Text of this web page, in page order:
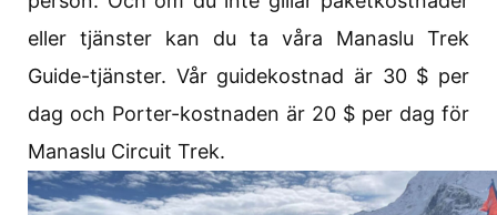
eller tjänster kan du ta våra Manaslu Trek
Guide-tjänster. Vår guidekostnad är 30 $ per
dag och Porter-kostnaden är 20 $ per dag för
Manaslu Circuit Trek.